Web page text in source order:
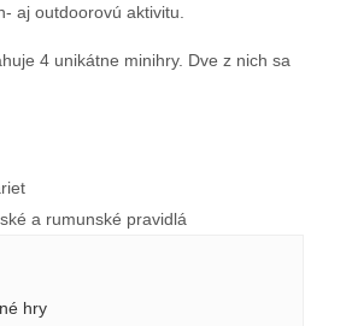
aj outdoorovú aktivitu.
4 unikátne minihry. Dve z nich sa
a rumunské pravidlá
hry